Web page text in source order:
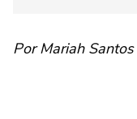
Por Mariah Santos